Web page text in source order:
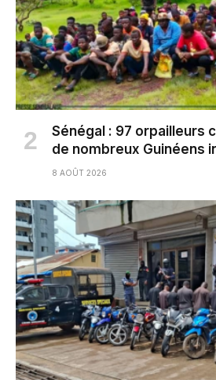
Sénégal : 97 orpailleurs
de nombreux Guinéens
8 AOÛT 2026